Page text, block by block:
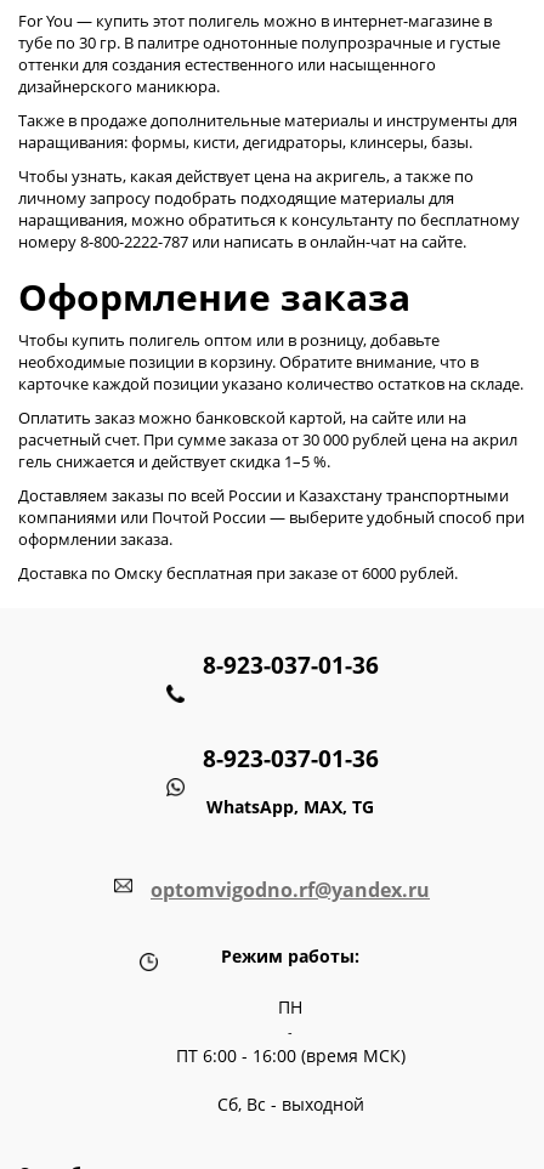
For You — купить этот полигель можно в интернет-магазине в
тубе по 30 гр. В палитре однотонные полупрозрачные и густые
оттенки для создания естественного или насыщенного
дизайнерского маникюра.
Также в продаже дополнительные материалы и инструменты для
наращивания: формы, кисти, дегидраторы, клинсеры, базы.
Чтобы узнать, какая действует цена на акригель, а также по
личному запросу подобрать подходящие материалы для
наращивания, можно обратиться к консультанту по бесплатному
номеру 8-800-2222-787 или написать в онлайн-чат на сайте.
Оформление заказа
Чтобы купить полигель оптом или в розницу, добавьте
необходимые позиции в корзину. Обратите внимание, что в
карточке каждой позиции указано количество остатков на складе.
Оплатить заказ можно банковской картой, на сайте или на
расчетный счет. При сумме заказа от 30 000 рублей цена на акрил
гель снижается и действует скидка 1–5 %.
Доставляем заказы по всей России и Казахстану транспортными
компаниями или Почтой России — выберите удобный способ при
оформлении заказа.
Доставка по Омску бесплатная при заказе от 6000 рублей.
8-923-037-01-36
8-923-037-01-36
WhatsApp, MAX, TG
optomvigodno.rf@yandex.ru
Режим работы:
ПН
-
ПТ 6:00 - 16:00 (время МСК)
Сб, Вс - выходной